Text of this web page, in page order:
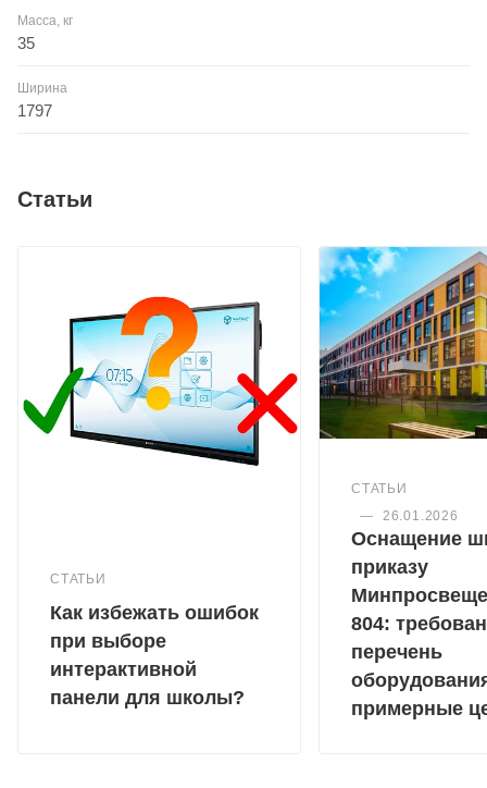
Масса, кг
35
Ширина
1797
Статьи
СТАТЬИ
Как избежать ошибок
при выборе
интерактивной
панели для школы?
СТАТЬИ
—
26.01.2026
Оснащение
приказу
804:
перечень
примерные